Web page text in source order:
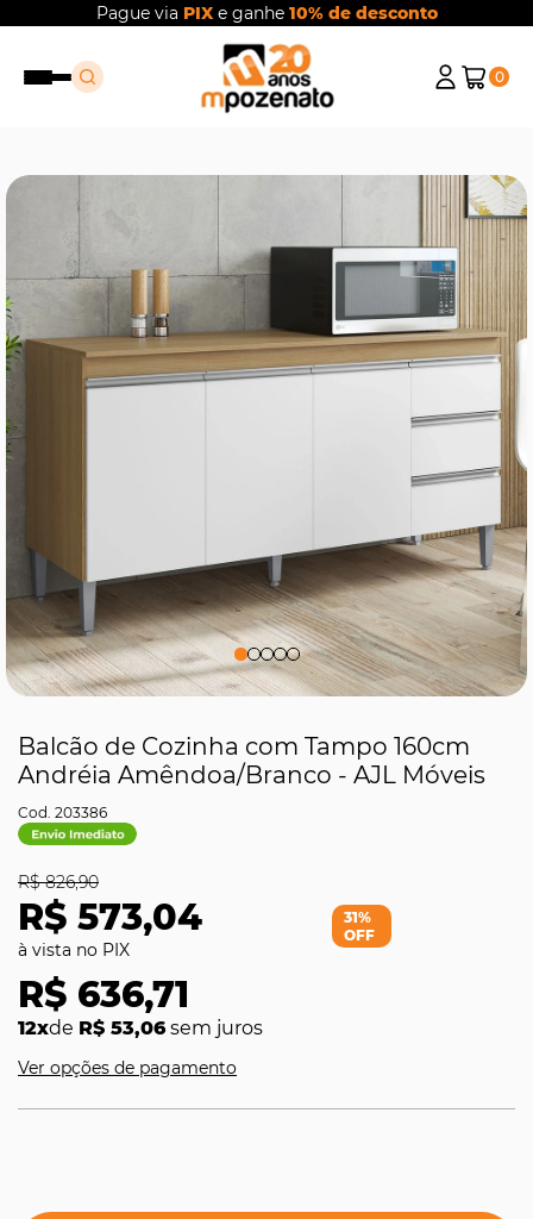
Pague via PIXe ganhe 10% de desconto
0
Balcão de Cozinha com Tampo 160cm
Andréia Amêndoa/Branco - AJL Móveis
203386
R$ 573,04
R$ 826,90
R$ 636,71
12xde R$ 53,06 sem juros
31%
OFF
Ver opções de pagamento